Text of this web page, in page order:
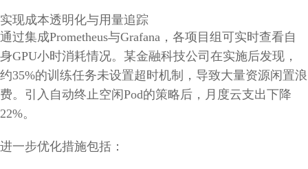
实现成本透明化与用量追踪
通过集成Prometheus与Grafana，各项目组可实时查看自
身GPU小时消耗情况。某金融科技公司在实施后发现，
约35%的训练任务未设置超时机制，导致大量资源闲置浪
费。引入自动终止空闲Pod的策略后，月度云支出下降
22%。
进一步优化措施包括：